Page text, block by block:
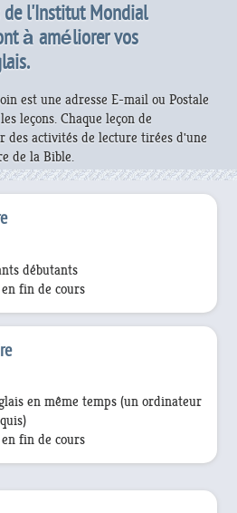
de l'Institut Mondial
à améliorer vos
est une adresse E-mail ou Postale
leçons. Chaque leçon de
des activités de lecture tirées d'une
de la Bible.
débutants
fin de cours
en même temps (un ordinateur
fin de cours